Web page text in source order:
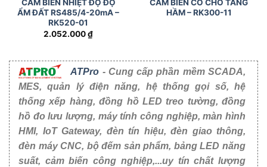
CẢM BIẾN NHIỆT ĐỘ ĐỘ
ẨM ĐẤT RS485/4-20mA –
RK520-01
2.052.000₫
CẢM BIẾN CO CHO TẦNG
HẦM – RK300-11
ATPro - Cung cấp phần mềm SCADA,
MES, quản lý điện năng, hệ thống gọi số, hệ
thống xếp hàng, đồng hồ LED treo tường, đồng
hồ đo lưu lượng, máy tính công nghiệp, màn hình
HMI, IoT Gateway, đèn tín hiệu, đèn giao thông,
đèn máy CNC, bộ đếm sản phẩm, bảng LED năng
suất, cảm biến công nghiệp,...uy tín chất lượng